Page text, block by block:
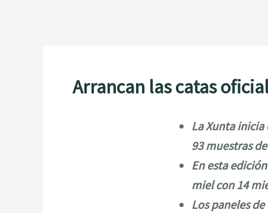
Arrancan las catas
La Xunta inicia
93 muestras
En esta
miel con 14
Los paneles